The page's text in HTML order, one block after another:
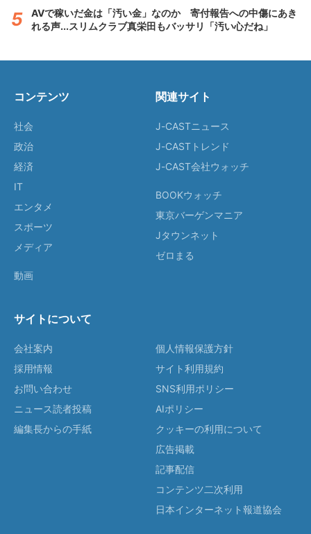
AVで稼いだ金は「汚い金」なのか 寄付報告への中傷にあき
れる声...スリムクラブ真栄田もバッサリ「汚い心だね」
コンテンツ
社会
政治
経済
IT
エンタメ
スポーツ
メディア
動画
関連サイト
J-CASTニュース
J-CASTトレンド
J-CAST会社ウォッチ
BOOKウォッチ
東京バーゲンマニア
Jタウンネット
ゼロまる
サイトについて
会社案内
採用情報
お問い合わせ
ニュース読者投稿
編集長からの手紙
個人情報保護方針
サイト利用規約
SNS利用ポリシー
AIポリシー
クッキーの利用について
広告掲載
記事配信
コンテンツ二次利用
日本インターネット報道協会